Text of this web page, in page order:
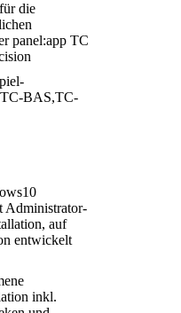
die
panel:app TC
BAS,TC-
Administrator-
auf
entwickelt
inkl.